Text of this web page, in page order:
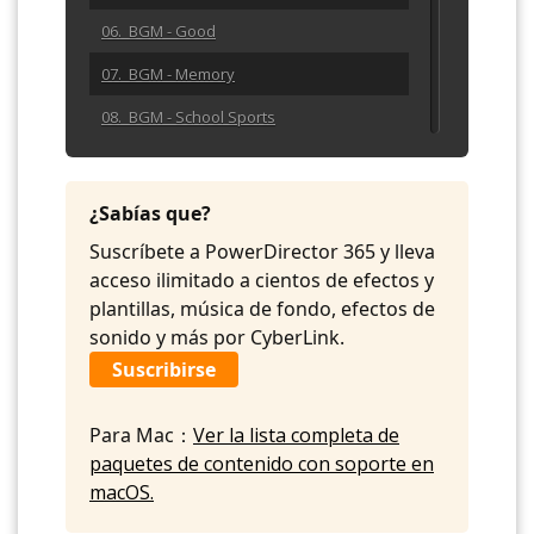
06. BGM - Good
07. BGM - Memory
08. BGM - School Sports
09. BGM - Smile
10. BGM - Tag
11. BGM - The Thief
12. BGM - Toy World
13. BGM - Trouble
14. BGM - Wonderful Days
¿Sabías que?
Suscríbete a PowerDirector 365 y lleva
acceso ilimitado a cientos de efectos y
plantillas, música de fondo, efectos de
sonido y más por CyberLink.
Suscribirse
Para Mac： Ver la lista completa de
paquetes de contenido con soporte en
macOS.